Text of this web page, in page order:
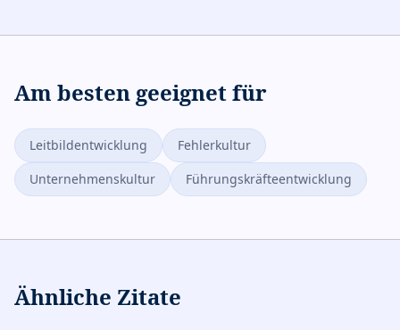
Am besten geeignet für
Leitbildentwicklung
Fehlerkultur
Unternehmenskultur
Führungskräfteentwicklung
Ähnliche Zitate